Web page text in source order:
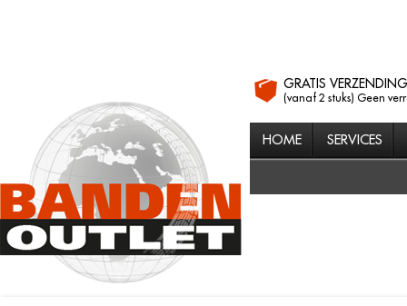
GRATIS VERZENDING
(vanaf 2 stuks) Geen
HOME SERVICES